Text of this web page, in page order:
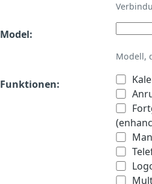
Model:
Modell,
Funktionen: